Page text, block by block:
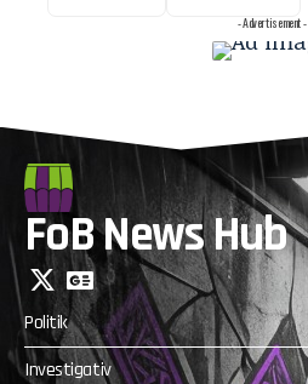
- Advertisement -
FoB News Hub
Politik
Investigativ